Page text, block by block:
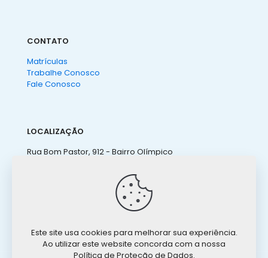
CONTATO
Matrículas
Trabalhe Conosco
Fale Conosco
LOCALIZAÇÃO
Rua Bom Pastor, 912 - Bairro Olímpico
ateneu@ateneu.com.br
Este site usa cookies para melhorar sua experiência.
Ao utilizar este website concorda com a nossa
Política de Proteção de Dados.